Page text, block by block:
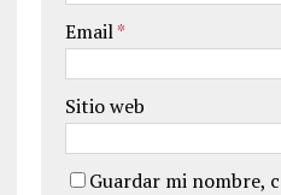
Email*
Sitio web
Guardar mi nombre,